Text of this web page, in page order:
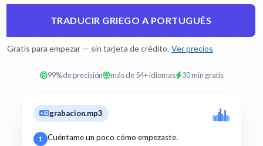
TRADUCIR GRIEGO A PORTUGUÉS
Gratis para empezar — sin tarjeta de crédito. Ver precios
99% de precisión más de 54+ idiomas 30 min gratis
grabacion.mp3
1 Cuéntame un poco cómo empezaste.